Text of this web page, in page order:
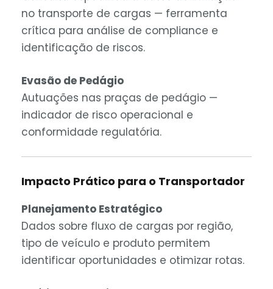
no transporte de cargas — ferramenta
crítica para análise de compliance e
identificação de riscos.
Evasão de Pedágio
Autuações nas praças de pedágio —
indicador de risco operacional e
conformidade regulatória.
Impacto Prático para o Transportador
Planejamento Estratégico
Dados sobre fluxo de cargas por região,
tipo de veículo e produto permitem
identificar oportunidades e otimizar rotas.